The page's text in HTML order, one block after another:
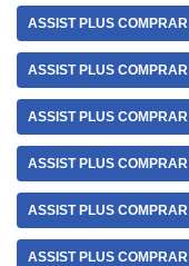
ASSIST PLUS
ASSIST PLUS
ASSIST PLUS
ASSIST PLUS
ASSIST PLUS
ASSIST PLUS